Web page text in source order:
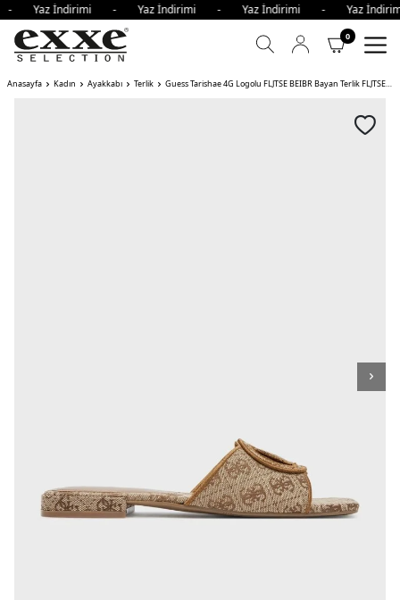
- Yaz İndirimi - Yaz İndirimi - Yaz İndirimi - Yaz
0
Anasayfa Kadın Ayakkabı Terlik Guess Tarishae 4G Logolu FLJTSE BEIBR Bayan Terlik FLJTSE BEIBR